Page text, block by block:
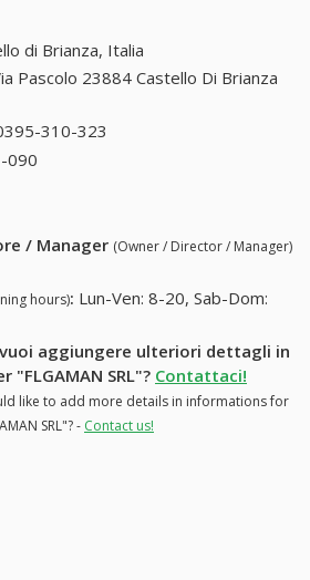
di Brianza, Italia
Pascolo 23884 Castello Di Brianza
310-323
090
/ Manager (Owner / Director / Manager)
hours): Lun-Ven: 8-20, Sab-Dom:
aggiungere ulteriori dettagli in
SRL"? Contattaci!
like to add more details in informations for
SRL"? - Contact us!